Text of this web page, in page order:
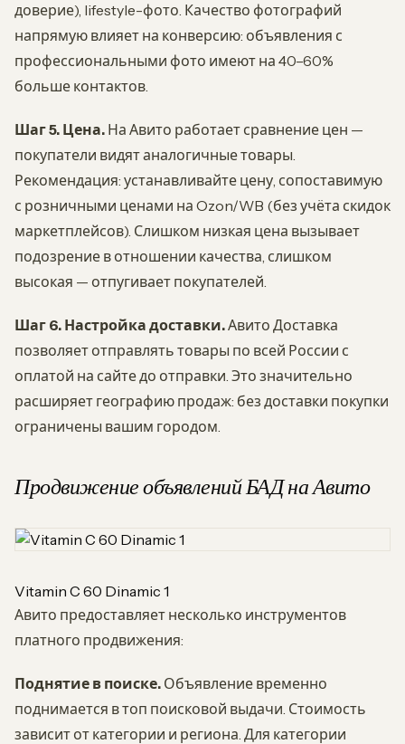
доверие), lifestyle-фото. Качество фотографий
напрямую влияет на конверсию: объявления с
профессиональными фото имеют на 40–60%
больше контактов.
Шаг 5. Цена. На Авито работает сравнение цен —
покупатели видят аналогичные товары.
Рекомендация: устанавливайте цену, сопоставимую
с розничными ценами на Ozon/WB (без учёта скидок
маркетплейсов). Слишком низкая цена вызывает
подозрение в отношении качества, слишком
высокая — отпугивает покупателей.
Шаг 6. Настройка доставки.Авито Доставка
позволяет отправлять товары по всей России с
оплатой на сайте до отправки. Это значительно
расширяет географию продаж: без доставки покупки
ограничены вашим городом.
Продвижение объявлений БАД на Авито
Vitamin C 60 Dinamic 1
Авито предоставляет несколько инструментов
платного продвижения:
Поднятие в поиске. Объявление временно
поднимается в топ поисковой выдачи. Стоимость
зависит от категории и региона. Для категории